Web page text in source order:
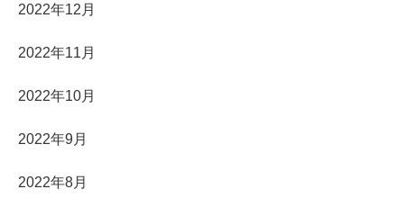
2022年12月
2022年11月
2022年10月
2022年9月
2022年8月